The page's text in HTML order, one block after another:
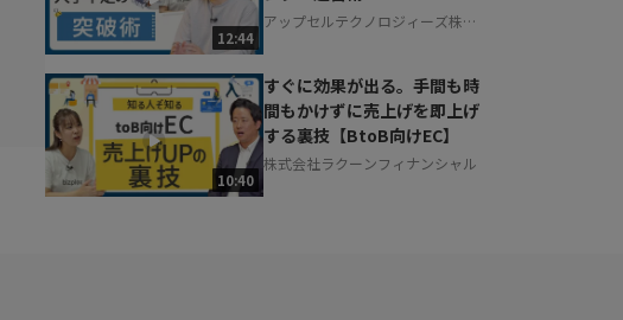
12:44
アップセルテクノロジィーズ株式
10:40
すぐに効果が出る。手間も時
間もかけずに売上げを即上げ
する裏技【BtoB向けEC】
株式会社ラクーンフィナンシャル